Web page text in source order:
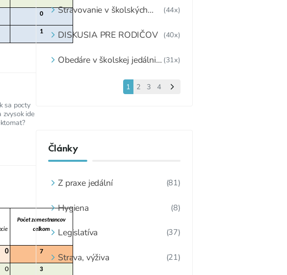
0
1
sa pocty
ide
Počet zamestnancov
celkom
0 7
0 3
Stravovanie v školských
(44x)
DISKUSIA PRE RODIČOV (40x)
Obedáre v školskej jedálni a (31x)
1 2 3 4
Články
Z praxe jedální (81)
Hygiena (8)
Legislatíva (37)
Strava, výživa (21)